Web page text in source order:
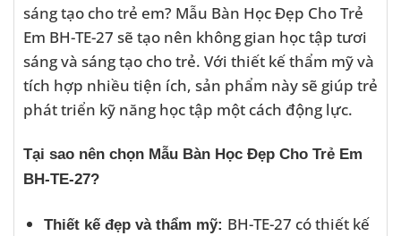
sáng tạo cho trẻ em? Mẫu Bàn Học Đẹp Cho Trẻ
Em BH-TE-27 sẽ tạo nên không gian học tập tươi
sáng và sáng tạo cho trẻ. Với thiết kế thẩm mỹ và
tích hợp nhiều tiện ích, sản phẩm này sẽ giúp trẻ
phát triển kỹ năng học tập một cách động lực.
Tại sao nên chọn Mẫu Bàn Học Đẹp Cho Trẻ Em
BH-TE-27?
Thiết kế đẹp và thẩm mỹ: BH-TE-27 có thiết kế